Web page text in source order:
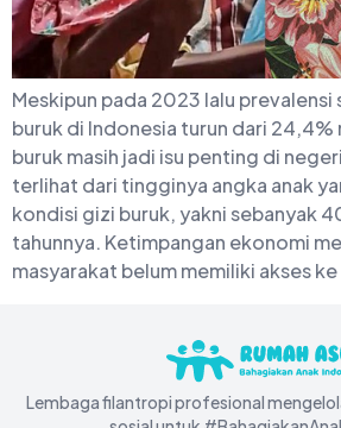
Meskipun pada 2023 lalu
buruk di Indonesia turun dari 24,4%
buruk masih jadi isu penting di
terlihat dari tingginya angka anak
kondisi gizi buruk, yakni sebanyak
tahunnya. Ketimpangan ekonomi
masyarakat belum memiliki akses
Lembaga filantropi profesional